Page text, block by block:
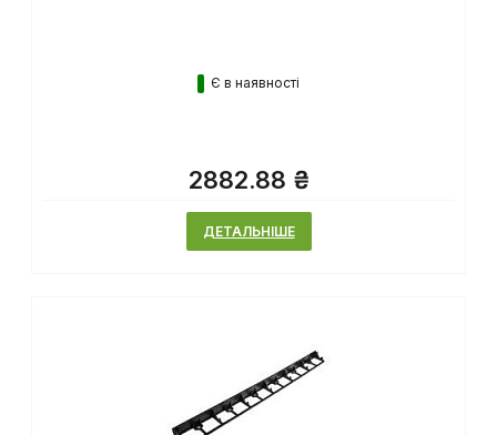
Є в наявності
2882.88 ₴
ДЕТАЛЬНІШЕ